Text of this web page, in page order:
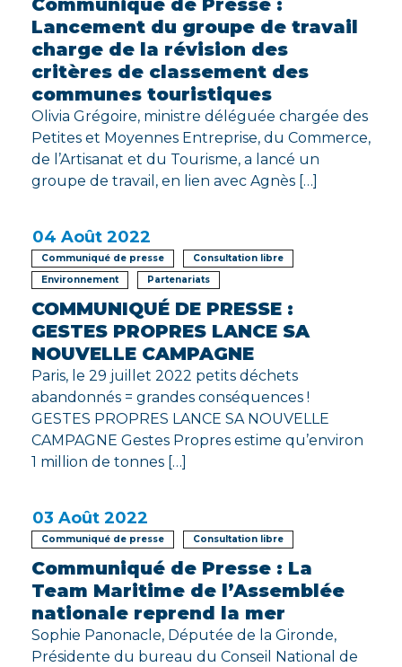
Lancement du groupe de travail
charge de la révision des
critères de classement des
communes touristiques
Olivia Grégoire, ministre déléguée chargée des
Petites et Moyennes Entreprise, du Commerce,
de l’Artisanat et du Tourisme, a lancé un
groupe de travail, en lien avec Agnès […]
04 Août 2022
Communiqué de presse
Consultation libre
Environnement
Partenariats
COMMUNIQUÉ DE PRESSE :
GESTES PROPRES LANCE SA
NOUVELLE CAMPAGNE
Paris, le 29 juillet 2022 petits déchets
abandonnés = grandes conséquences !
GESTES PROPRES LANCE SA NOUVELLE
CAMPAGNE Gestes Propres estime qu’environ
1 million de tonnes […]
03 Août 2022
Communiqué de presse Consultation libre
Communiqué de Presse : La
Team Maritime de l’Assemblée
nationale reprend la mer
Sophie Panonacle, Députée de la Gironde,
Présidente du bureau du Conseil National de